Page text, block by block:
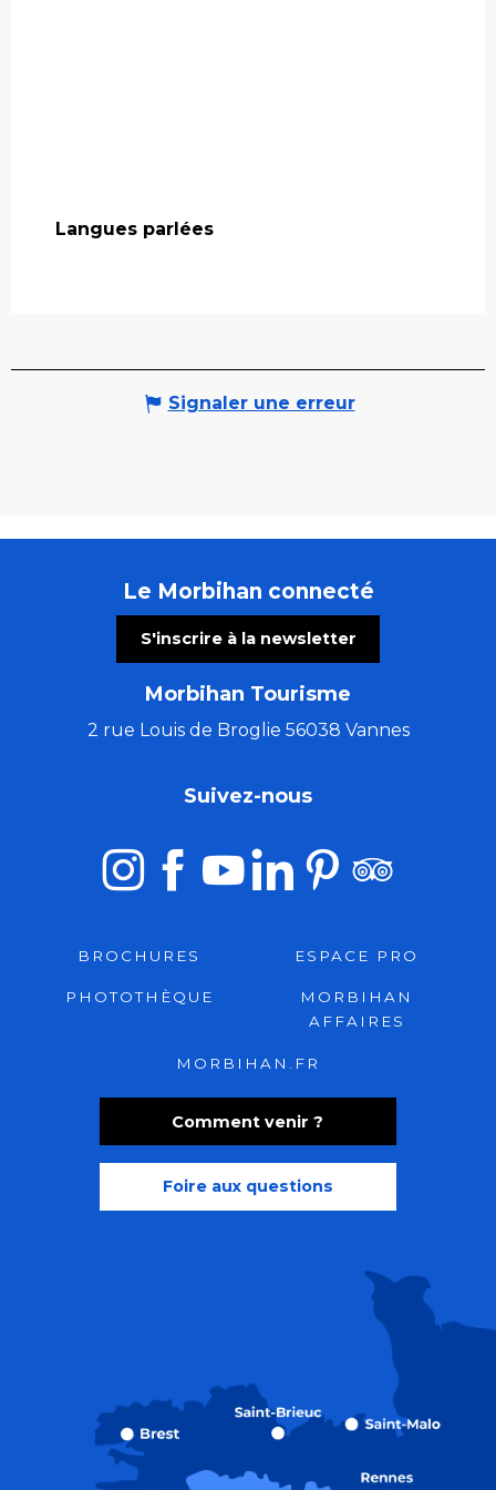
Langues parlées
Langues parlées
Signaler une erreur
Le Morbihan connecté
S'inscrire à la newsletter
Morbihan Tourisme
2 rue Louis de Broglie 56038 Vannes
Comment venir ?
Foire aux questions
Suivez-nous
BROCHURES ESPACE PRO
PHOTOTHÈQUE
MORBIHAN
AFFAIRES
MORBIHAN.FR